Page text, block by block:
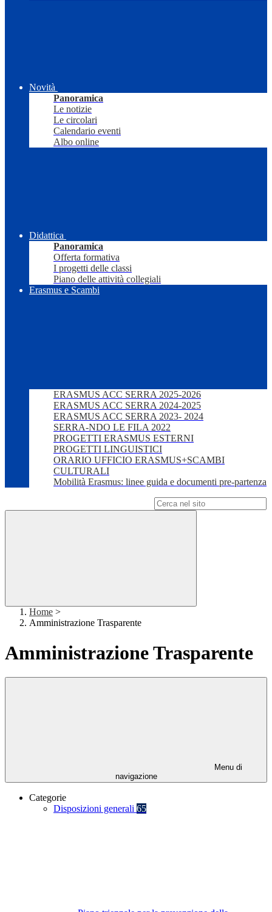
Novità
Panoramica
Le notizie
Le circolari
Calendario eventi
Albo online
Didattica
Panoramica
Offerta formativa
I progetti delle classi
Piano delle attività collegiali
Erasmus e Scambi
ERASMUS ACC SERRA 2025-2026
ERASMUS ACC SERRA 2024-2025
ERASMUS ACC SERRA 2023- 2024
SERRA-NDO LE FILA 2022
PROGETTI ERASMUS ESTERNI
PROGETTI LINGUISTICI
ORARIO UFFICIO ERASMUS+SCAMBI
CULTURALI
Mobilità Erasmus: linee guida e documenti pre-partenza
Home >
Amministrazione Trasparente
Amministrazione Trasparente
Menu di
navigazione
Categorie
Disposizioni generali 65